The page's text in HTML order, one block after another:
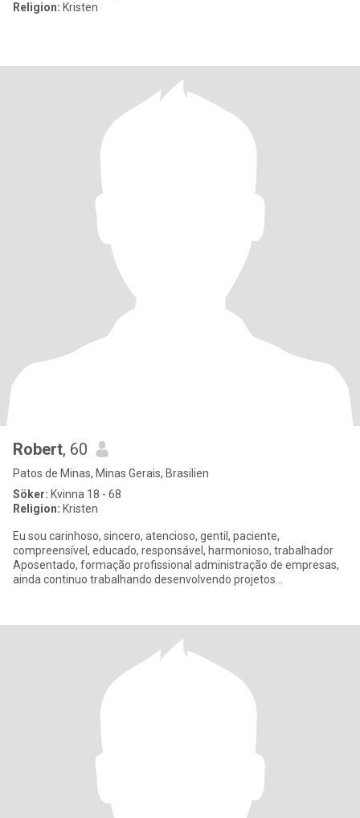
Religion: Kristen
Robert, 60
Patos de Minas, Minas Gerais, Brasilien
Söker: Kvinna 18 - 68
Religion: Kristen
Eu sou carinhoso, sincero, atencioso, gentil, paciente,
compreensível, educado, responsável, harmonioso, trabalhador
Aposentado, formação profissional administração de empresas,
ainda continuo trabalhando desenvolvendo projetos